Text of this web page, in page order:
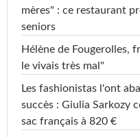
mères" : ce restaurant
seniors
Hélène de Fougerolles,
le vivais très mal"
Les fashionistas l'ont
succès : Giulia Sarkozy
sac français à 820 €